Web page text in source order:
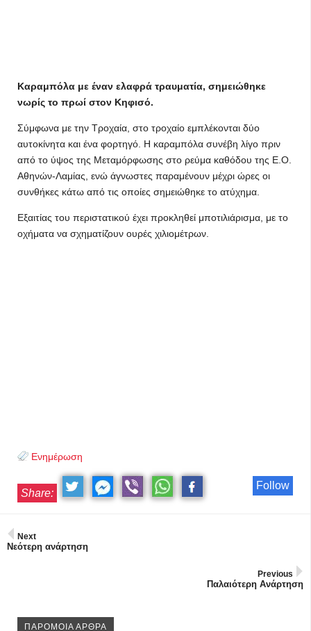
Καραμπόλα με έναν ελαφρά τραυματία, σημειώθηκε
νωρίς το πρωί στον Κηφισό.
Σύμφωνα με την Τροχαία, στο τροχαίο εμπλέκονται δύο
αυτοκίνητα και ένα φορτηγό. Η καραμπόλα συνέβη λίγο πριν
από το ύψος της Μεταμόρφωσης στο ρεύμα καθόδου της Ε.Ο.
Αθηνών-Λαμίας, ενώ άγνωστες παραμένουν μέχρι ώρες οι
συνθήκες κάτω από τις οποίες σημειώθηκε το ατύχημα.
Εξαιτίας του περιστατικού έχει προκληθεί μποτιλιάρισμα, με το
οχήματα να σχηματίζουν ουρές χιλιομέτρων.
Ενημέρωση
Follow
Share:
Next
Νεότερη ανάρτηση
Previous
Παλαιότερη Ανάρτηση
ΠΑΡΟΜΟΙΑ ΑΡΘΡΑ